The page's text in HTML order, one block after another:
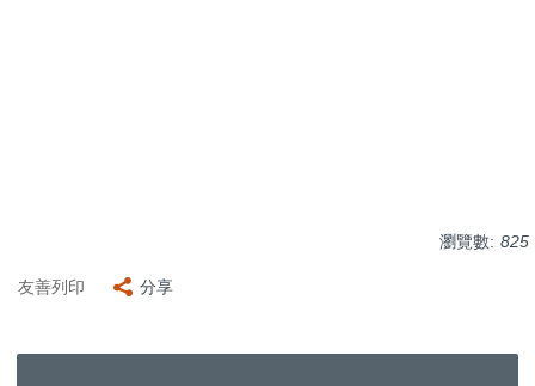
瀏覽數: 825
友善列印 分享